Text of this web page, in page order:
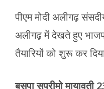
पीएम मोदी अलीगढ़
अलीगढ़ में देखते हुए
तैयारियों को शुरू कर